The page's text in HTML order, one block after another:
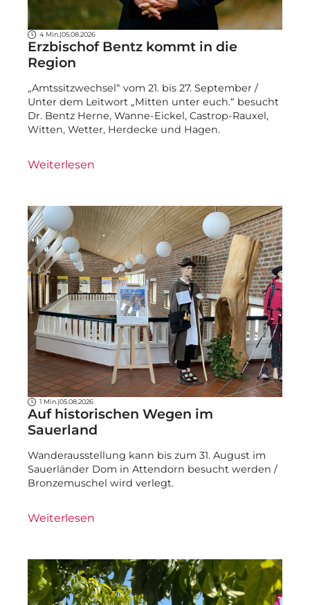
4 Min.| 05.08.2026
Erzbischof Bentz kommt in die
Region
„Amtssitzwechsel“ vom 21. bis 27. September /
Unter dem Leitwort „Mitten unter euch.“ besucht
Dr. Bentz Herne, Wanne-Eickel, Castrop-Rauxel,
Witten, Wetter, Herdecke und Hagen.
Weiterlesen
1 Min. |05.08.2026
Auf historischen Wegen im
Sauerland
Wanderausstellung kann bis zum 31. August im
Sauerländer Dom in Attendorn besucht werden /
Bronzemuschel wird verlegt.
Weiterlesen